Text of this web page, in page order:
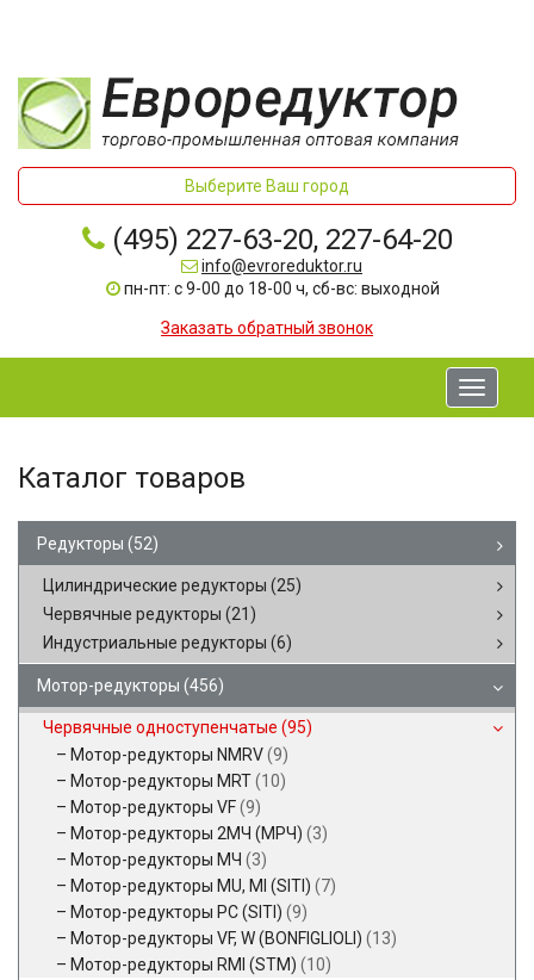
Выберите Ваш город
(495) 227-63-20, 227-64-20
info@evroreduktor.ru
пн-пт: с 9-00 до 18-00 ч, сб-вс: выходной
Заказать обратный звонок
Toggle
Каталог товаров
Редукторы (52)
Цилиндрические редукторы (25)
Червячные редукторы (21)
Индустриальные редукторы (6)
Мотор-редукторы (456)
Червячные одноступенчатые (95)
Мотор-редукторы NMRV(9)
Мотор-редукторы MRT(10)
Мотор-редукторы VF(9)
Мотор-редукторы 2МЧ (МРЧ) (3)
Мотор-редукторы МЧ (3)
Мотор-редукторы MU, MI (SITI) (7)
Мотор-редукторы PC (SITI) (9)
Мотор-редукторы VF, W (BONFIGLIOLI) (13)
Мотор-редукторы RMI (STM) (10)